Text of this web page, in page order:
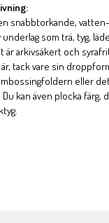
snabbtorkande,
underlag som trä, tyg,
är arkivsäkert och
tack vare sin
eller
Du kan även plocka